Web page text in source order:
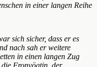
in einer langen Reihe
sich sicher, dass er es
nach sah er weitere
in einen langen Zug
Fronvögtin, der